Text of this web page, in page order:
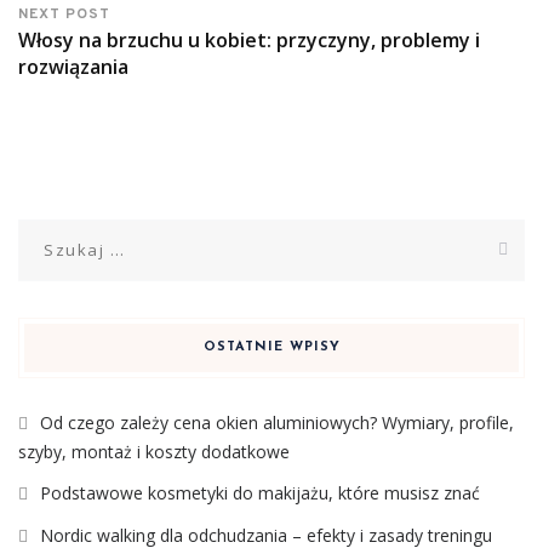
NEXT POST
Włosy na brzuchu u kobiet: przyczyny, problemy i
rozwiązania
OSTATNIE WPISY
Od czego zależy cena okien aluminiowych? Wymiary, profile,
szyby, montaż i koszty dodatkowe
Podstawowe kosmetyki do makijażu, które musisz znać
Nordic walking dla odchudzania – efekty i zasady treningu